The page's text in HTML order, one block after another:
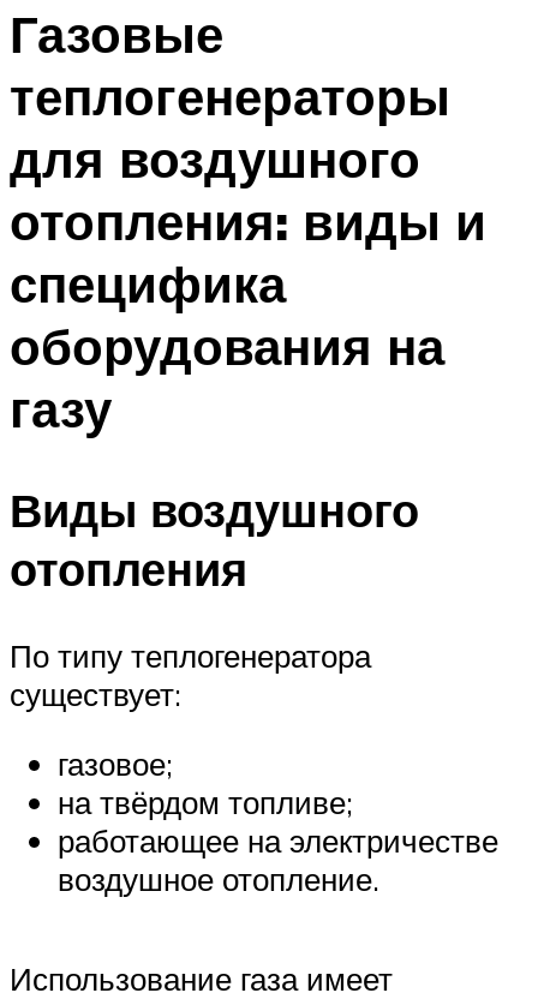
Меню
Газовые
теплогенераторы
для воздушного
отопления: виды и
специфика
оборудования на
газу
Виды воздушного
отопления
По типу теплогенератора
существует:
газовое;
на твёрдом топливе;
работающее на электричестве
воздушное отопление.
Использование газа имеет